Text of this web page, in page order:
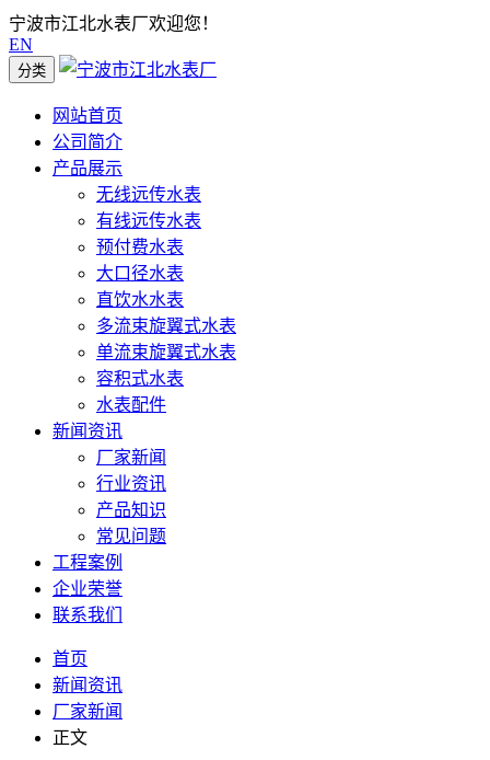
宁波市江北水表厂欢迎您！
EN
分类
网站首页
公司简介
产品展示
无线远传水表
有线远传水表
预付费水表
大口径水表
直饮水水表
多流束旋翼式水表
单流束旋翼式水表
容积式水表
水表配件
新闻资讯
厂家新闻
行业资讯
产品知识
常见问题
工程案例
企业荣誉
联系我们
首页
新闻资讯
厂家新闻
正文